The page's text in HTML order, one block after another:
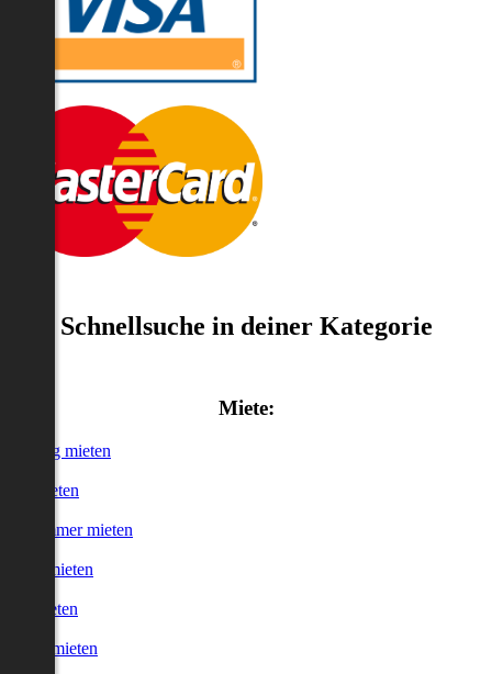
Schnellsuche in deiner Kategorie
Miete:
mieten
mieten
Zimmer mieten
mieten
mieten